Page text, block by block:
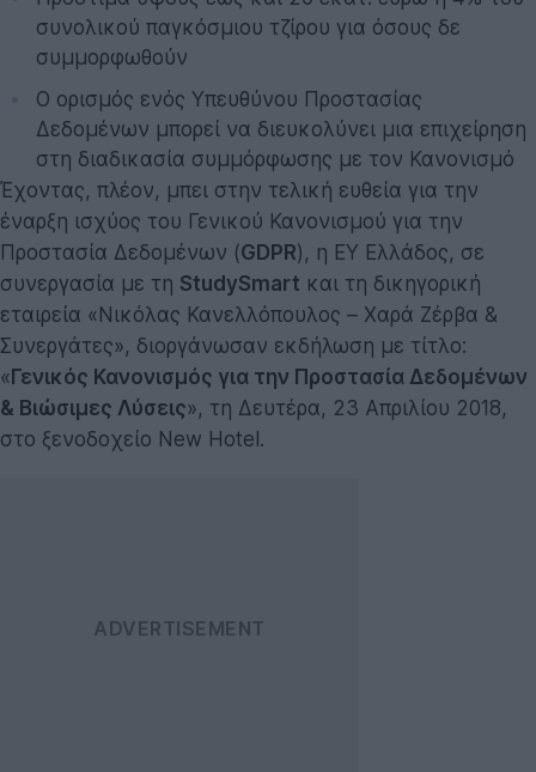
συνολικού παγκόσμιου τζίρου για όσους δε
συμμορφωθούν
Ο ορισμός ενός Υπευθύνου Προστασίας
Δεδομένων μπορεί να διευκολύνει μια επιχείρηση
στη διαδικασία συμμόρφωσης με τον Κανονισμό
Έχοντας, πλέον, μπει στην τελική ευθεία για την
έναρξη ισχύος του Γενικού Κανονισμού για την
Προστασία Δεδομένων (GDPR), η ΕΥ Ελλάδος, σε
συνεργασία με τη StudySmart και τη δικηγορική
εταιρεία «Νικόλας Κανελλόπουλος – Χαρά Ζέρβα &
Συνεργάτες», διοργάνωσαν εκδήλωση με τίτλο:
«Γενικός Κανονισμός για την Προστασία Δεδομένων
& Βιώσιμες Λύσεις», τη Δευτέρα, 23 Απριλίου 2018,
στο ξενοδοχείο New Hotel.